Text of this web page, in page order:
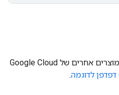
כדי לחפש ולסנן דוגמאות קוד למוצרים אחרים של Google Cloud
.